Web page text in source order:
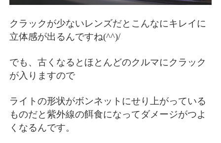
クラックが少ないレンズだとこんなにキレイに
立体感が出るんですね(^^)/
でも、古くなるとほとんどのクルマにクラック
が入りますので
ライトの形状がボンネットにせり上がっている
ものだと紫外線の餌食になってダメージがつよ
くなるんです。